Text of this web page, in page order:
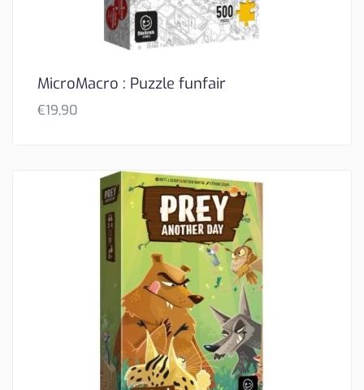
MicroMacro : Puzzle funfair
€19,90